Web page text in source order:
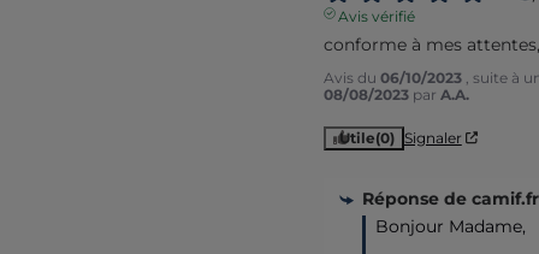
Avis vérifié
conforme à mes
Avis du 06/10/2023
, suite à
08/08/2023 par A.A.
Utile(0) Signaler
Réponse de camif.fr
Bonjour Madame,